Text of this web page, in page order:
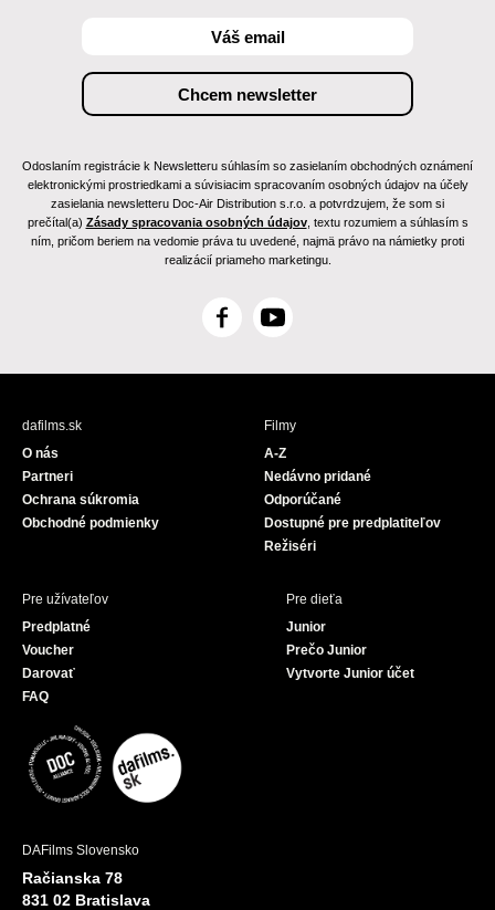
Odoslaním registrácie k Newsletteru súhlasím so zasielaním obchodných oznámení
elektronickými prostriedkami a súvisiacim spracovaním osobných údajov na účely
zasielania newsletteru Doc-Air Distribution s.r.o. a potvrdzujem, že som si
prečítal(a) Zásady spracovania osobných údajov, textu rozumiem a súhlasím s
ním, pričom beriem na vedomie práva tu uvedené, najmä právo na námietky proti
realizácií priameho marketingu.
F
c
Y
u
e
dafilms.sk
O nás
Partneri
Ochrana súkromia
Obchodné podmienky
Filmy
A-Z
Nedávno pridané
Odporúčané
Dostupné pre predplatiteľov
Režiséri
Pre užívateľov
Predplatné
Voucher
Darovať
FAQ
Pre dieťa
Junior
Prečo Junior
Vytvorte Junior účet
DAFilms Slovensko
Račianska 78
831 02 Bratislava